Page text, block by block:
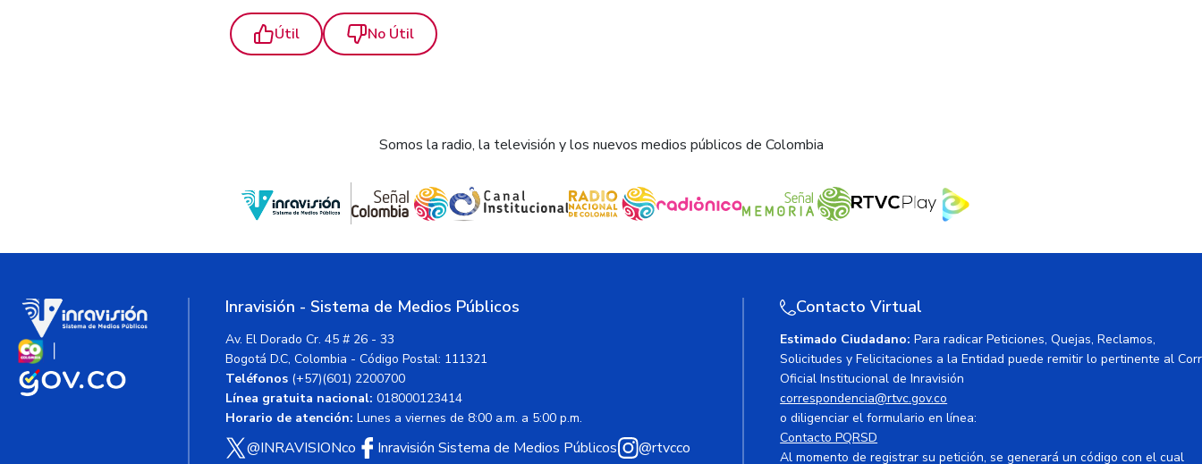
Útil No Útil
Somos la radio, la televisión y los nuevos medios públicos de Colombia
Inravisión - Sistema de Medios Públicos
Av. El Dorado Cr. 45 # 26 - 33
Bogotá D.C, Colombia - Código Postal: 111321
Teléfonos (+57)(601) 2200700
Línea gratuita nacional: 018000123414
Horario de atención: Lunes a viernes de 8:00 a.m. a 5:00 p.m.
@INRAVISIONco Inravisión Sistema de Medios Públicos @rtvcco
Contacto Virtual
Estimado Ciudadano: Para radicar Peticiones, Quejas, Reclamos,
Solicitudes y Felicitaciones a la Entidad puede remitir lo pertinente al
Oficial Institucional de Inravisión
correspondencia@rtvc.gov.co
o diligenciar el formulario en línea:
Contacto PQRSD
Al momento de registrar su petición, se generará un código con el cual